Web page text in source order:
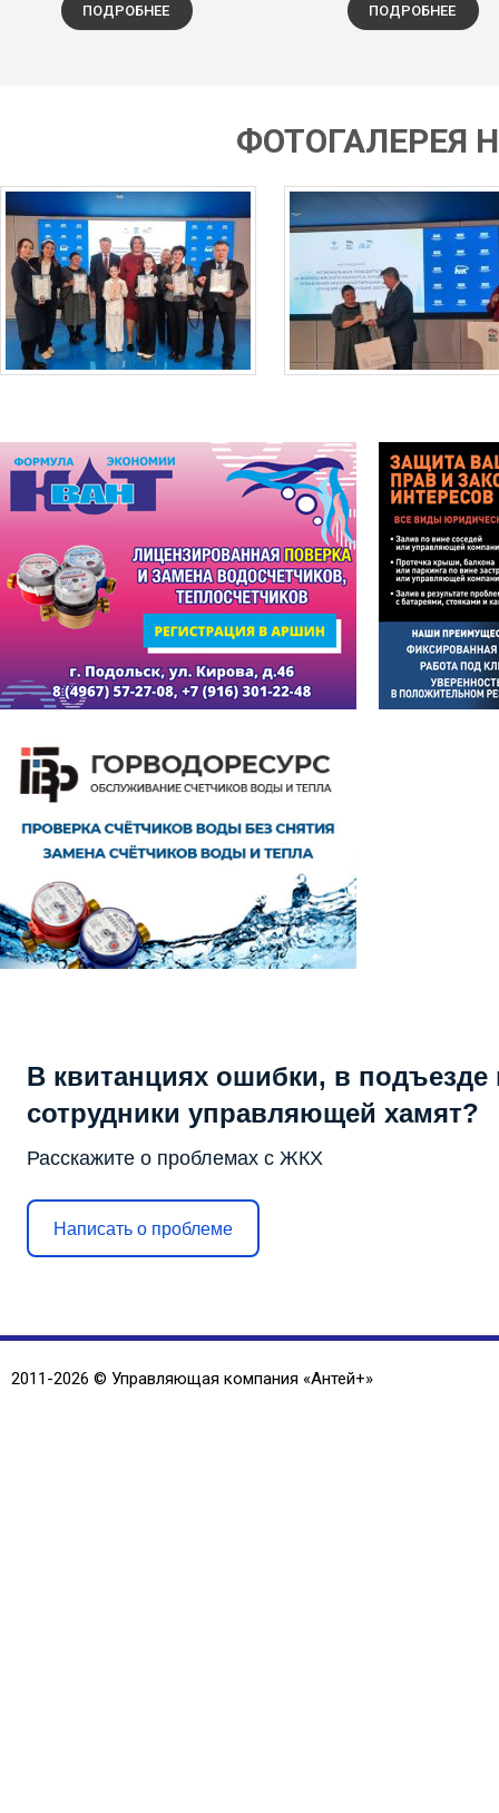
ПОДРОБНЕЕ ПОДРОБНЕЕ
ФОТОГАЛЕРЕЯ
В квитанциях ошибки, в подъезде
сотрудники управляющей хамят?
Расскажите о проблемах с ЖКХ
Написать о проблеме
2011-2026 © Управляющая компания «Антей+»